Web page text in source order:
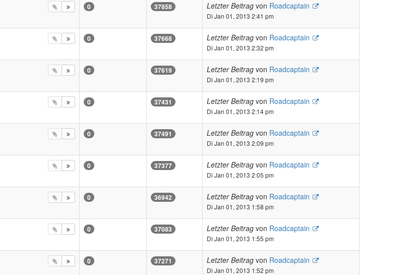
0 37858 Letzter Beitrag von Roadcaptain
Di Jan 01, 2013 2:41 pm
0 37668 Letzter Beitrag von Roadcaptain
Di Jan 01, 2013 2:32 pm
0 37619 Letzter Beitrag von Roadcaptain
Di Jan 01, 2013 2:19 pm
0 37431 Letzter Beitrag von Roadcaptain
Di Jan 01, 2013 2:14 pm
0 37491 Letzter Beitrag von Roadcaptain
Di Jan 01, 2013 2:09 pm
0 37377 Letzter Beitrag von Roadcaptain
Di Jan 01, 2013 2:05 pm
0 36942 Letzter Beitrag von Roadcaptain
Di Jan 01, 2013 1:58 pm
0 37083 Letzter Beitrag von Roadcaptain
Di Jan 01, 2013 1:55 pm
0 37271 Letzter Beitrag von Roadcaptain
Di Jan 01, 2013 1:52 pm